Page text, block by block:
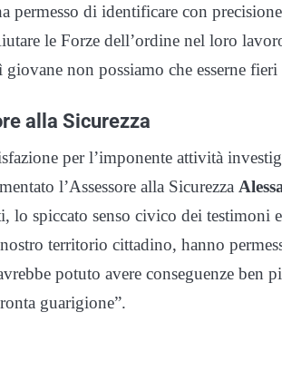
permesso di identificare con
le Forze dell’ordine nel loro
non possiamo che esserne
alla Sicurezza
per l’imponente attività
l’Assessore alla Sicurezza
lo spiccato senso civico dei testimoni
territorio cittadino, hanno
potuto avere conseguenze ben
guarigione”.